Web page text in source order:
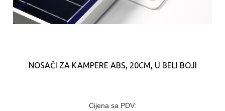
NOSAČI ZA KAMPERE ABS, 20CM, U BELI BOJI
Cijena sa PDV: